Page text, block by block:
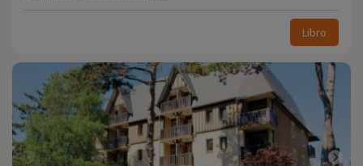
Libro